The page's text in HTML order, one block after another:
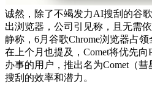
诚然，除了不竭发力AI搜刮的谷
出浏览器，公司引见称，且无需
静称，6月谷歌Chrome浏览器占
在上个月也提及，Comet将优先向
办事的用户，推出名为Comet（
搜刮的效率和潜力。